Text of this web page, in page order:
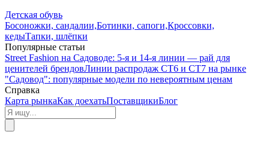
Детская обувь
Босоножки, сандалии,Ботинки, сапоги,Кроссовки,
кедыТапки, шлёпки
Популярные статьи
Street Fashion на Садоводе: 5-я и 14-я линии — рай для
ценителей брендовЛинии распродаж СТ6 и СТ7 на рынке
"Садовод": популярные модели по невероятным ценам
Справка
Карта рынкаКак доехатьПоставщикиБлог